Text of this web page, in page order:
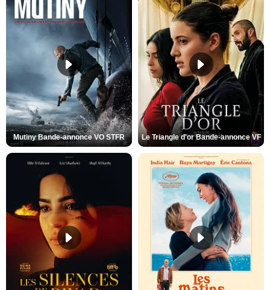
Mutiny Bande-annonce VO STFR Le Triangle d'or Bande-annonce VF